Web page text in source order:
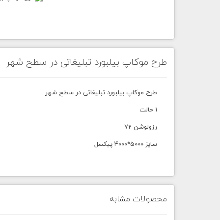
طرح موکاپ بیلبورد تبلیغاتی در سطح شهر
طرح موکاپ بیلبورد تبلیغاتی در سطح شهر
1 حالت
رزولوشن 72
سایز 5000*4000 پیکسل
محصولات مشابه